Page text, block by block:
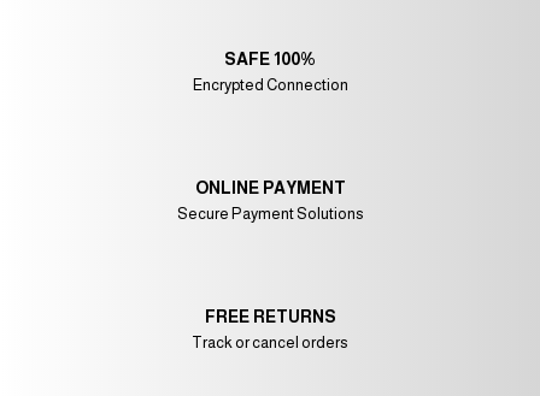
FREE RETURNS
Track or cancel orders
ONLINE PAYMENT
Secure Payment Solutions
100% SAFE
Encrypted Connection